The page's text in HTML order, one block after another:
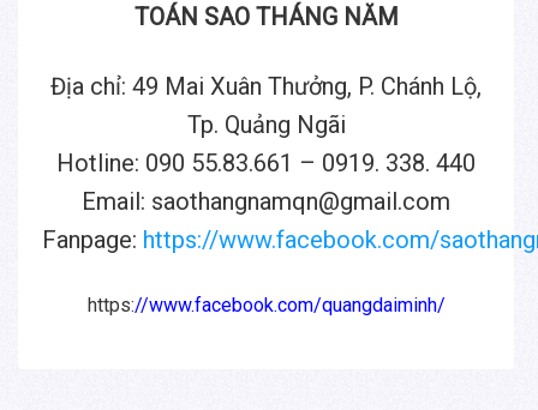
TOÁN SAO THÁNG NĂM
Địa chỉ: 49 Mai Xuân Thưởng, P. Chánh Lộ,
Tp. Quảng Ngãi
Hotline: 090 55.83.661 – 0919. 338. 440
Email: saothangnamqn@gmail.com
Fanpage: https://www.facebook.com/
https://www.facebook.com/quangdaiminh/